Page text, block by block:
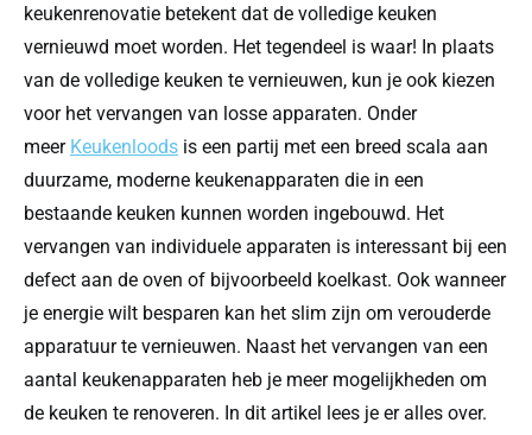
keukenrenovatie betekent dat de volledige keuken
vernieuwd moet worden. Het tegendeel is waar! In plaats
van de volledige keuken te vernieuwen, kun je ook kiezen
voor het vervangen van losse apparaten. Onder
meer Keukenloods is een partij met een breed scala aan
duurzame, moderne keukenapparaten die in een
bestaande keuken kunnen worden ingebouwd. Het
vervangen van individuele apparaten is interessant bij een
defect aan de oven of bijvoorbeeld koelkast. Ook wanneer
je energie wilt besparen kan het slim zijn om verouderde
apparatuur te vernieuwen. Naast het vervangen van een
aantal keukenapparaten heb je meer mogelijkheden om
de keuken te renoveren. In dit artikel lees je er alles over.